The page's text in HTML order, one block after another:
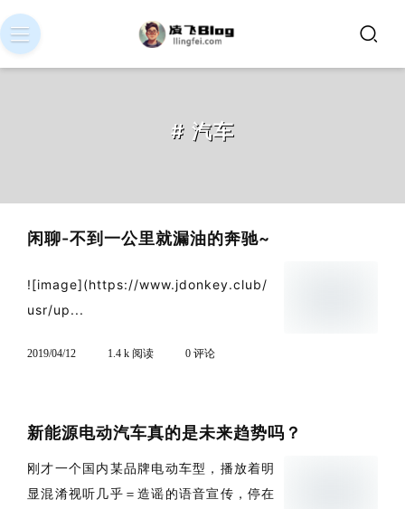
# 汽车
闲聊-不到一公里就漏油的奔驰~
![image](https://www.jdonkey.club/
usr/up...
2019/04/12 1.4 k 阅读 0 评论
新能源电动汽车真的是未来趋势吗？
刚才一个国内某品牌电动车型，播放着明
显混淆视听几乎＝造谣的语音宣传，停在